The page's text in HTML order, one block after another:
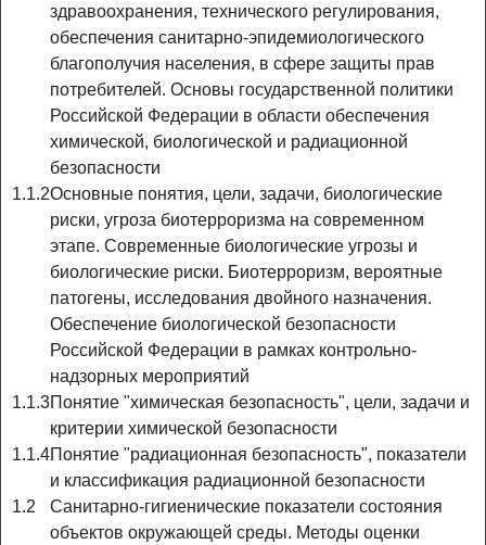
здравоохранения, технического регулирования,
обеспечения санитарно-эпидемиологического
благополучия населения, в сфере защиты прав
потребителей. Основы государственной политики
Российской Федерации в области обеспечения
химической, биологической и радиационной
безопасности
1.1.2Основные понятия, цели, задачи, биологические
риски, угроза биотерроризма на современном
этапе. Современные биологические угрозы и
биологические риски. Биотерроризм, вероятные
патогены, исследования двойного назначения.
Обеспечение биологической безопасности
Российской Федерации в рамках контрольно-
надзорных мероприятий
1.1.3Понятие "химическая безопасность", цели, задачи и
критерии химической безопасности
1.1.4Понятие "радиационная безопасность", показатели
и классификация радиационной безопасности
1.2
Санитарно-гигиенические показатели состояния
объектов окружающей среды. Методы оценки